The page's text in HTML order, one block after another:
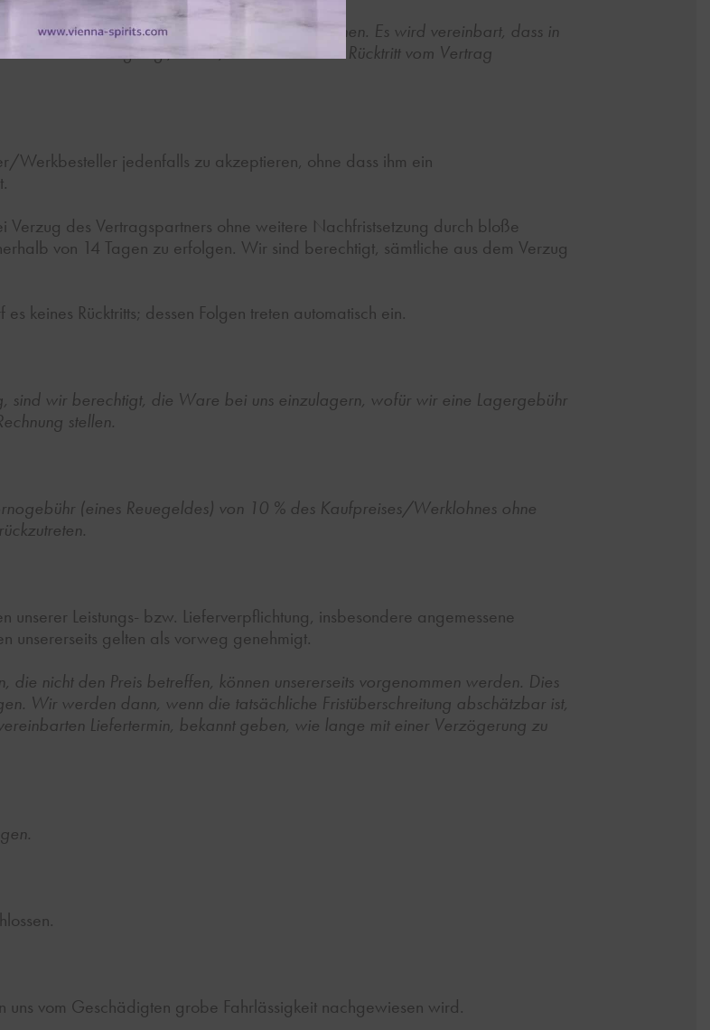
aus demEigentumsvorbehalt geltend zu machen. Es wird vereinbart, dass in
vom Vertrag liegt, außer, wir erklären den Rücktritt vom Vertrag
Werkbesteller jedenfalls zu akzeptieren, ohne dass ihm ein
des Vertragspartners ohne weitere Nachfristsetzung durch bloße
von 14 Tagen zu erfolgen. Wir sind berechtigt, sämtliche aus dem Verzug
keines Rücktritts; dessen Folgen treten automatisch ein.
sind wir berechtigt, die Ware bei uns einzulagern, wofür wir eine Lagergebühr
stellen.
(eines Reuegeldes) von 10 % des Kaufpreises/Werklohnes ohne
Leistungs- bzw. Lieferverpflichtung, insbesondere angemessene
unsererseits gelten als vorweg genehmigt.
nicht den Preis betreffen, können unsererseits vorgenommen werden. Dies
Wir werden dann, wenn die tatsächliche Fristüberschreitung abschätzbar ist,
Liefertermin, bekannt geben, wie lange mit einer Verzögerung zu
uns vom Geschädigten grobe Fahrlässigkeit nachgewiesen wird.